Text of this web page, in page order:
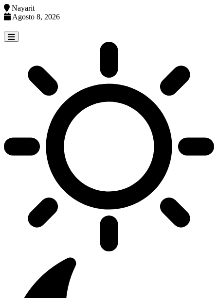
Nayarit
Agosto 8, 2026
to
content